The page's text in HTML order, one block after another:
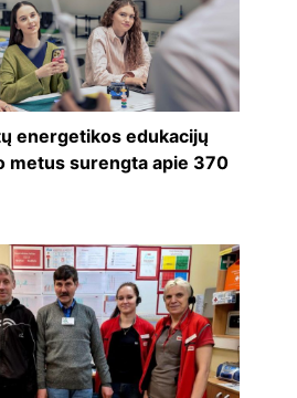
energetikos edukacijų
metus surengta apie 370